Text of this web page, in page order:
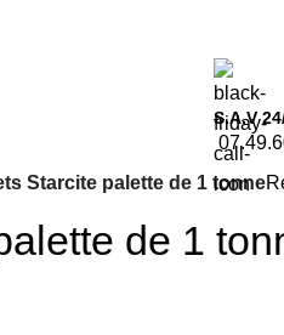
S.A.V
Starcite palette de 1 tonne
de 1